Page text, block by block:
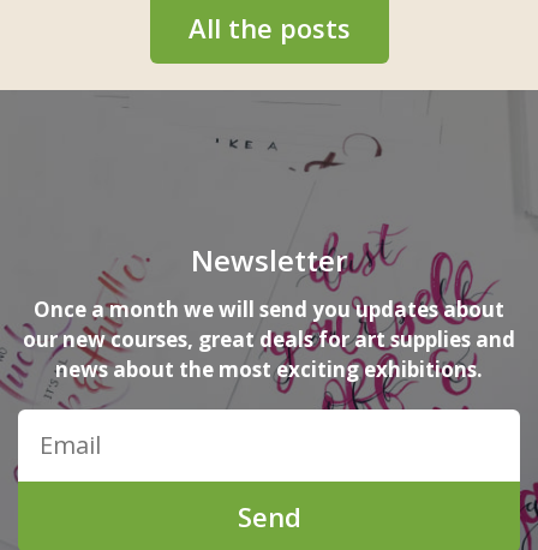
All the posts
Newsletter
Once a month we will send you updates about
our new courses, great deals for art supplies and
news about the most exciting exhibitions.
Send